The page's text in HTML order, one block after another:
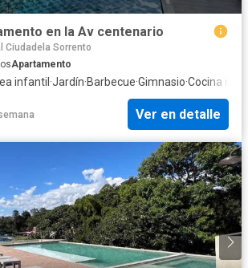
en la Av centenario
Ciudadela Sorrento
Apartamento
infantil ·Jardín·Barbecue·Gimnasio·Cocina
Ver en detalle